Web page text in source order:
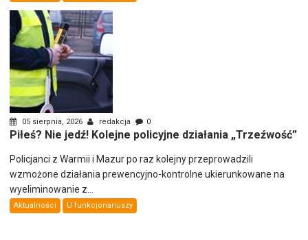
05 sierpnia, 2026 redakcja 0
Piłeś? Nie jedź! Kolejne policyjne działania „Trzeźwość”
Policjanci z Warmii i Mazur po raz kolejny przeprowadzili
wzmożone działania prewencyjno-kontrolne ukierunkowane na
wyeliminowanie z...
Aktualności U funkcjonariuszy